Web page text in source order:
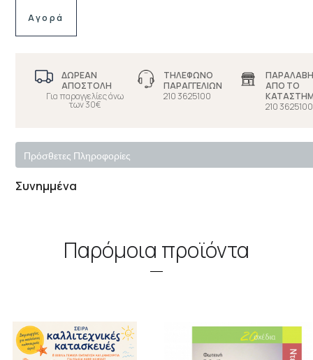
Αγορά
ΔΩΡΕΑΝ
ΑΠΟΣΤΟΛΗ
Για παραγγελίες άνω
των 30€
ΤΗΛΕΦΩΝΟ
ΠΑΡΑΓΓΕΛΙΩΝ
210 3625100
ΑΠΟ ΤΟ
210 3625100
Πρόσθετες Πληροφορίες
Συνημμένα
Παρόμοια προϊόντα